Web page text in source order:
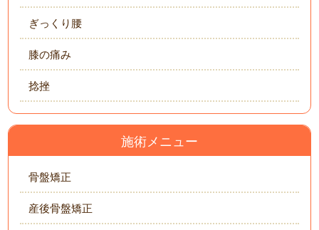
ぎっくり腰
膝の痛み
捻挫
施術メニュー
骨盤矯正
産後骨盤矯正